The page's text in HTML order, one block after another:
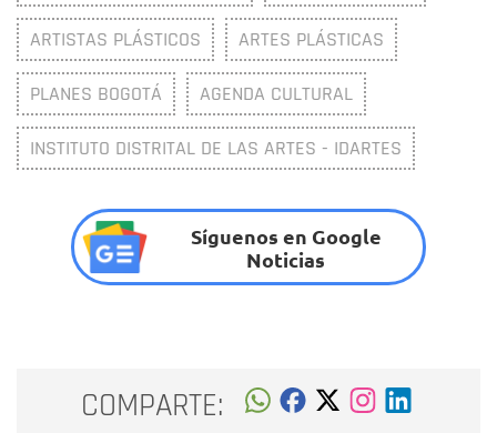
ARTISTAS PLÁSTICOS ARTES PLÁSTICAS
PLANES BOGOTÁ AGENDA CULTURAL
INSTITUTO DISTRITAL DE LAS ARTES - IDARTES
Síguenos en Google
Noticias
COMPARTE: